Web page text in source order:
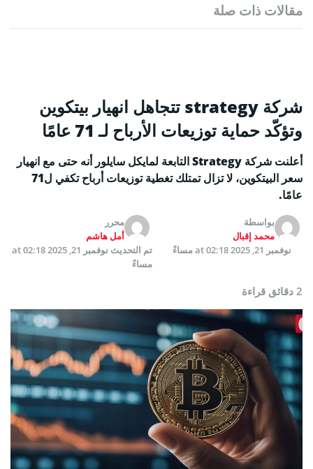
مقالات ذات صلة
شركة strategy تتجاهل انهيار بيتكوين
وتؤكّد حماية توزيعات الأرباح لـ 71 عامًا
أعلنت شركة Strategy التابعة لمايكل سايلور أنه حتى مع انهيار
سعر البيتكوين، لا تزال تمتلك تغطية توزيعات أرباح تكفي ل71
عامًا.
بواسطة
محمد إقبال
محرر
أمل هاشم
نوفمبر 21, 2025 at 02:18 مساءً
تم التحديث
نوفمبر 21, 2025 at 02:18
مساءً
2 دقائق قراءة